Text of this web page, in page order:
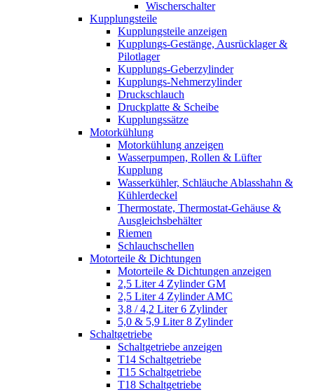
Wischerschalter
Kupplungsteile
Kupplungsteile anzeigen
Kupplungs-Gestänge, Ausrücklager &
Pilotlager
Kupplungs-Geberzylinder
Kupplungs-Nehmerzylinder
Druckschlauch
Druckplatte & Scheibe
Kupplungssätze
Motorkühlung
Motorkühlung anzeigen
Wasserpumpen, Rollen & Lüfter
Kupplung
Wasserkühler, Schläuche Ablasshahn &
Kühlerdeckel
Thermostate, Thermostat-Gehäuse &
Ausgleichsbehälter
Riemen
Schlauchschellen
Motorteile & Dichtungen
Motorteile & Dichtungen anzeigen
2,5 Liter 4 Zylinder GM
2,5 Liter 4 Zylinder AMC
3,8 / 4,2 Liter 6 Zylinder
5,0 & 5,9 Liter 8 Zylinder
Schaltgetriebe
Schaltgetriebe anzeigen
T14 Schaltgetriebe
T15 Schaltgetriebe
T18 Schaltgetriebe